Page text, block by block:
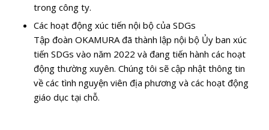
trong công ty.
Các hoạt động xúc tiến nội bộ của SDGs
Tập đoàn OKAMURA đã thành lập nội bộ Ủy ban xúc
tiến SDGs vào năm 2022 và đang tiến hành các hoạt
động thường xuyên. Chúng tôi sẽ cập nhật thông tin
về các tình nguyện viên địa phương và các hoạt động
giáo dục tại chỗ.